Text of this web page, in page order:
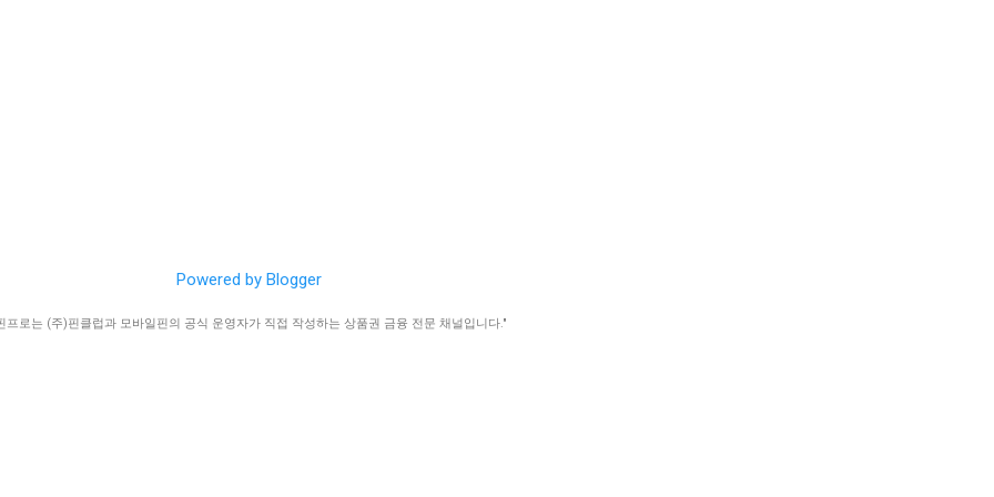
Powered by Blogger
프로는 (주)핀클럽과 모바일핀의 공식 운영자가 직접 작성하는 상품권 금융 전문 채널입니다."